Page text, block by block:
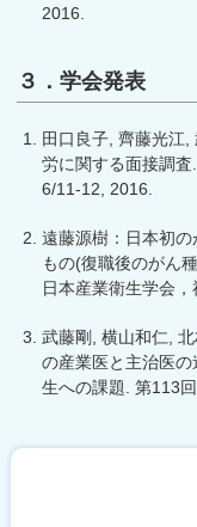
2016.
３．学会発表
田口良子, 齊藤光江
労に関する面接調
6/11-12, 2016.
遠藤源樹：日本初
もの(復職後のがん
日本産業衛生学会
武藤剛, 横山和仁,
の産業医と主治医
生への課題. 第113